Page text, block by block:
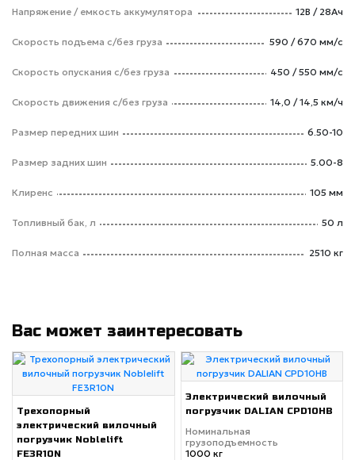
Напряжение / емкость аккумулятора 12В / 28Ач
Скорость подъема с/без груза 590 / 670 мм/с
Скорость опускания c/без груза 450 / 550 мм/с
Скорость движения c/без груза 14,0 / 14,5 км/ч
Размер передних шин 6.50-10
Размер задних шин 5.00-8
Клиренс 105 мм
Топливный бак, л 50 л
Полная масса 2510 кг
Вас может заинтересовать
Трехопорный
электрический вилочный
погрузчик Noblelift
FE3R10N
Электрический вилочный
погрузчик DALIAN CPD10HB
Номинальная
грузоподъемность
1000 кг